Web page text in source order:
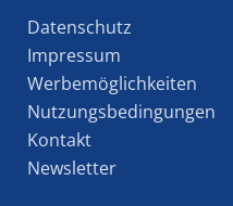
Datenschutz
Impressum
Werbemöglichkeiten
Nutzungsbedingungen
Kontakt
Newsletter